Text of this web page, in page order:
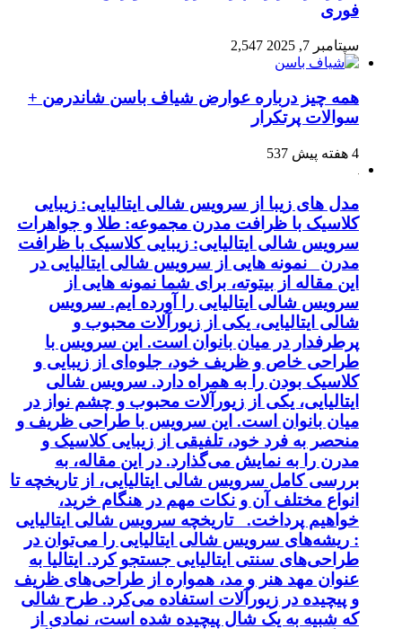
فوری
سپتامبر 7, 2025 2,547
همه چیز درباره عوارض شیاف باسن شاندرمن +
سوالات پرتکرار
537
مدل های زیبا از سرویس شالی ایتالیایی: زیبایی
کلاسیک با ظرافت مدرن مجموعه: طلا و جواهرات
سرویس شالی ایتالیایی: زیبایی کلاسیک با ظرافت
مدرن نمونه هایی از سرویس شالی ایتالیایی در
این مقاله از بیتوته، برای شما نمونه هایی از
سرویس شالی ایتالیایی را آورده ایم. سرویس
شالی ایتالیایی، یکی از زیورآلات محبوب و
پرطرفدار در میان بانوان است. این سرویس با
طراحی خاص و ظریف خود، جلوه‌ای از زیبایی و
کلاسیک بودن را به همراه دارد. سرویس شالی
ایتالیایی، یکی از زیورآلات محبوب و چشم نواز در
میان بانوان است. این سرویس با طراحی ظریف و
منحصر به فرد خود، تلفیقی از زیبایی کلاسیک و
مدرن را به نمایش می‌گذارد. در این مقاله، به
بررسی کامل سرویس شالی ایتالیایی، از تاریخچه تا
انواع مختلف آن و نکات مهم در هنگام خرید،
خواهیم پرداخت. تاریخچه سرویس شالی ایتالیایی
: ریشه‌های سرویس شالی ایتالیایی را می‌توان در
طراحی‌های سنتی ایتالیایی جستجو کرد. ایتالیا به
عنوان مهد هنر و مد، همواره از طراحی‌های ظریف
و پیچیده در زیورآلات استفاده می‌کرد. طرح شالی
که شبیه به یک شال پیچیده شده است، نمادی از